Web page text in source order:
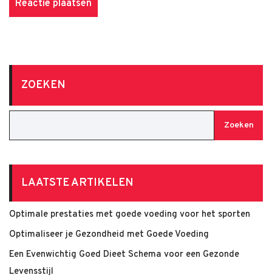
ZOEKEN
Zoeken
LAATSTE ARTIKELEN
Optimale prestaties met goede voeding voor het sporten
Optimaliseer je Gezondheid met Goede Voeding
Een Evenwichtig Goed Dieet Schema voor een Gezonde
Levensstijl